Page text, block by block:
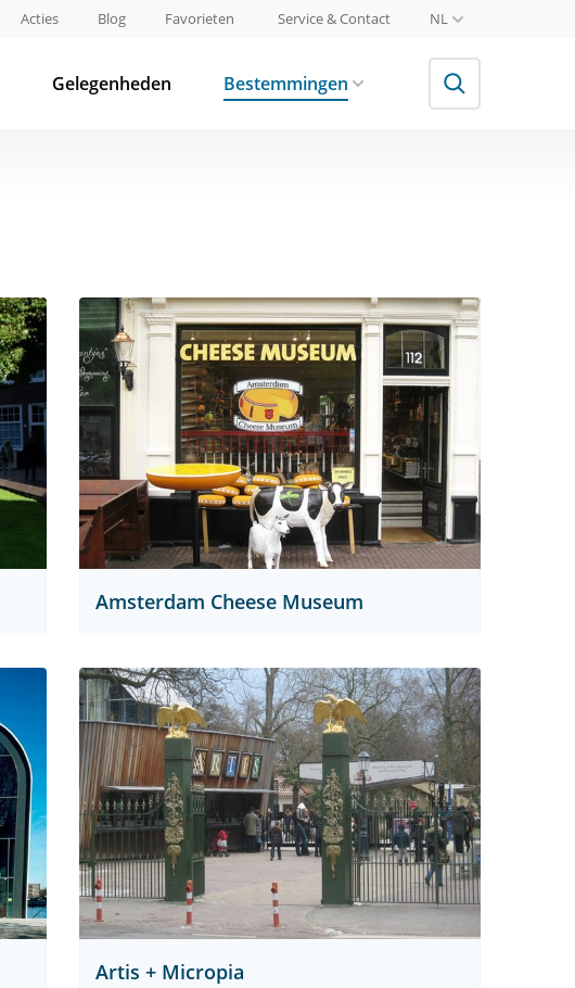
Acties Blog Favorieten Service & Contact NL
Gelegenheden Bestemmingen
Amsterdam Cheese Museum
Artis + Micropia